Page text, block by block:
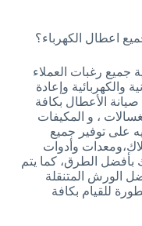
اعطال الكهرباء؟
جميع رغبات العملاء
والكهربائية وإعادة
الأعطال بكافة
، و المكيفات
على توفير جميع
وأدوات
بأفضل الطرق، كما يتم
الورش المتنقلة
للقيام بكافة